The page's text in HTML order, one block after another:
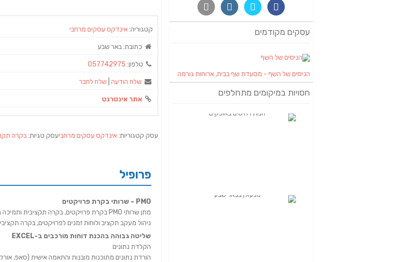
קטגוריה:אינדקס עסקים מרחבי
כתובת:באר שבע
טלפון: 057742975
שלח הודעה שלח לחבר
אתר אינטרנט
עסק קטגוריות:אינדקס עסקים מרחביעסק טגיות:בקרה
פרופיל
PMO – שרותי בקרת פרויקטים
מתן שרותי PMO בקרת פרויקטים, בקרה תקציבית ותמיכה במערכת ה SAP
ניהול מעקב תקציב ולוחות זמנים לפרויקטים, בקרה
שליטה גבוהה בהכנת דוחות מורכבים ב-EXCEL
הקלדת נתונים
הורדת נתונים מתוכנות מובנות והתאמה אישית (סאפ,
עסקים מקודמים
הניסים של השף - מסעדת שף בבית, ארוחות גורמה
חסויות במיקומים מתחלפים